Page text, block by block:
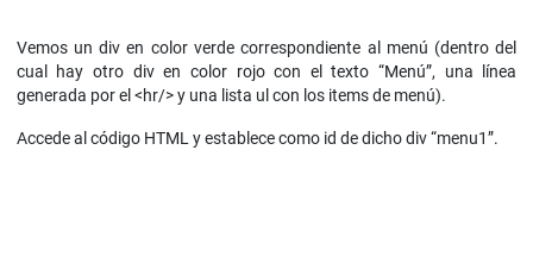
Vemos un div en color verde correspondiente al menú (dentro del
cual hay otro div en color rojo con el texto “Menú”, una línea
generada por el <hr/> y una lista ul con los items de menú).
Accede al código HTML y establece como id de dicho div “menu1”.